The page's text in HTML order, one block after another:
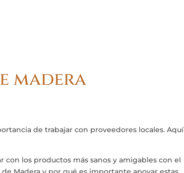
madera
de trabajar con proveedores locales. Aquí
los productos más sanos y amigables con el